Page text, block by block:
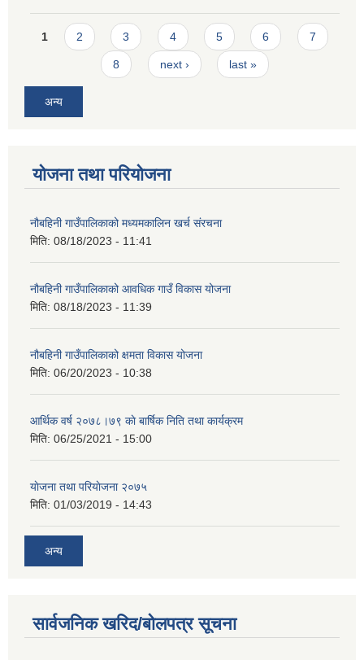
Pages
1 2 3 4 5 6 7
8 next › last »
अन्य
योजना तथा परियोजना
नौबहिनी गाउँपालिकाको मध्यमकालिन खर्च संरचना
मिति: 08/18/2023 - 11:41
नौबहिनी गाउँपालिकाको आवधिक गाउँ विकास योजना
मिति: 08/18/2023 - 11:39
नौबहिनी गाउँपालिकाको क्षमता विकास योजना
मिति: 06/20/2023 - 10:38
आर्थिक वर्ष २०७८।७९ काे बार्षिक निति तथा कार्यक्रम
मिति: 06/25/2021 - 15:00
याेजना तथा परियाेजना २०७५
मिति: 01/03/2019 - 14:43
अन्य
सार्वजनिक खरिद/बोलपत्र सूचना